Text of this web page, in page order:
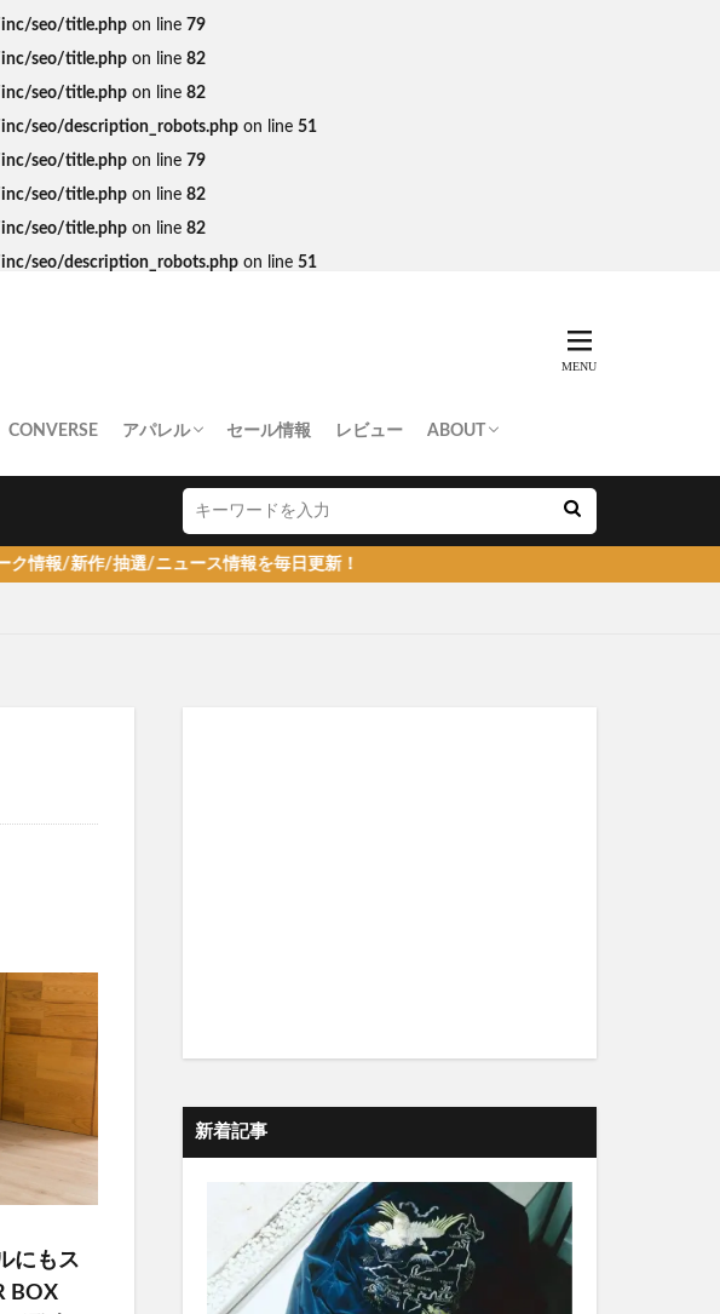
seo/title.php on line 79
seo/title.php on line 82
seo/title.php on line 82
seo/description_robots.php on line 51
seo/title.php on line 79
seo/title.php on line 82
seo/title.php on line 82
seo/description_robots.php on line 51
CONVERSE アパレル セール情報 レビュー ABOUT
抽選/ニュース情報を毎日更新！
にもス
BOX
新着記事